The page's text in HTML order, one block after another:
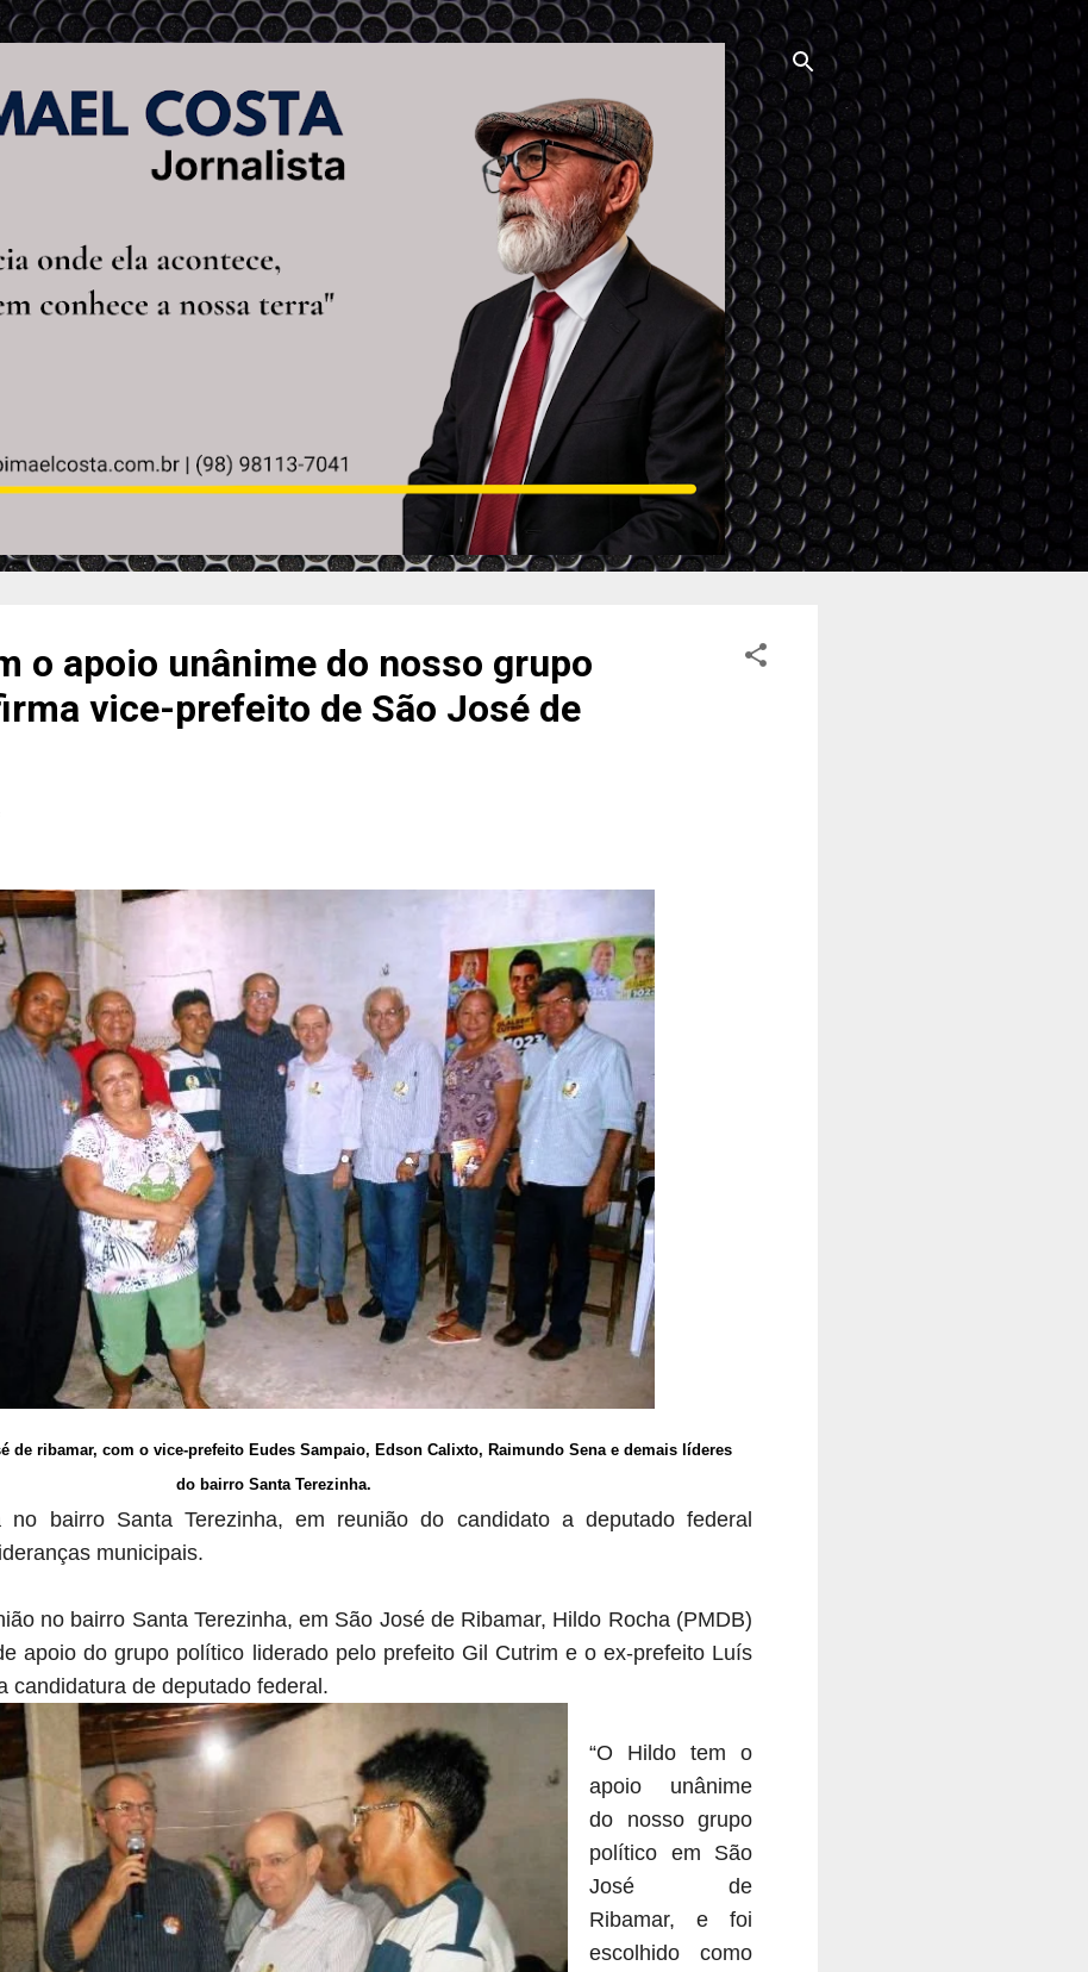
Pular para o conteúdo principal
o apoio unânime do nosso grupo
vice-prefeito de São José de
de ribamar, com o vice-prefeito Eudes Sampaio, Edson Calixto, Raimundo Sena e demais líderes
do bairro Santa Terezinha.
no bairro Santa Terezinha, em reunião do candidato a deputado federal
municipais.
no bairro Santa Terezinha, em São José de Ribamar, Hildo Rocha (PMDB)
apoio do grupo político liderado pelo prefeito Gil Cutrim e o ex-prefeito Luís
candidatura de deputado federal.
“O Hildo tem o
apoio unânime
do nosso grupo
político em São
José de
Ribamar, e foi
escolhido como